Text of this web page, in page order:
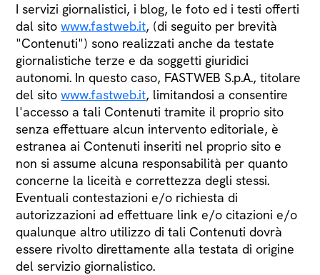
I servizi giornalistici, i blog, le foto ed i testi offerti
dal sito www.fastweb.it, (di seguito per brevità
"Contenuti") sono realizzati anche da testate
giornalistiche terze e da soggetti giuridici
autonomi. In questo caso, FASTWEB S.p.A., titolare
del sito www.fastweb.it, limitandosi a consentire
l'accesso a tali Contenuti tramite il proprio sito
senza effettuare alcun intervento editoriale, è
estranea ai Contenuti inseriti nel proprio sito e
non si assume alcuna responsabilità per quanto
concerne la liceità e correttezza degli stessi.
Eventuali contestazioni e/o richiesta di
autorizzazioni ad effettuare link e/o citazioni e/o
qualunque altro utilizzo di tali Contenuti dovrà
essere rivolto direttamente alla testata di origine
del servizio giornalistico.